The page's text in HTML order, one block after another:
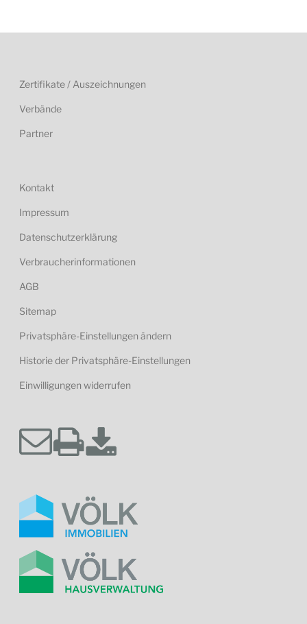
Zertifikate / Auszeichnungen
Verbände
Partner
Kontakt
Impressum
Datenschutzerklärung
Verbraucherinformationen
AGB
Sitemap
Privatsphäre-Einstellungen ändern
Historie der Privatsphäre-Einstellungen
Einwilligungen widerrufen